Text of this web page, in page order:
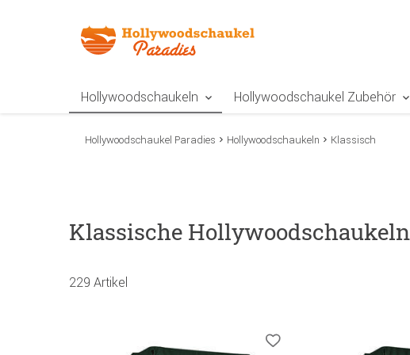
Hollywoodschaukeln Hollywoodschaukel Zubehör
Hollywoodschaukel Paradies Hollywoodschaukeln Klassisch
Klassische
229 Artikel